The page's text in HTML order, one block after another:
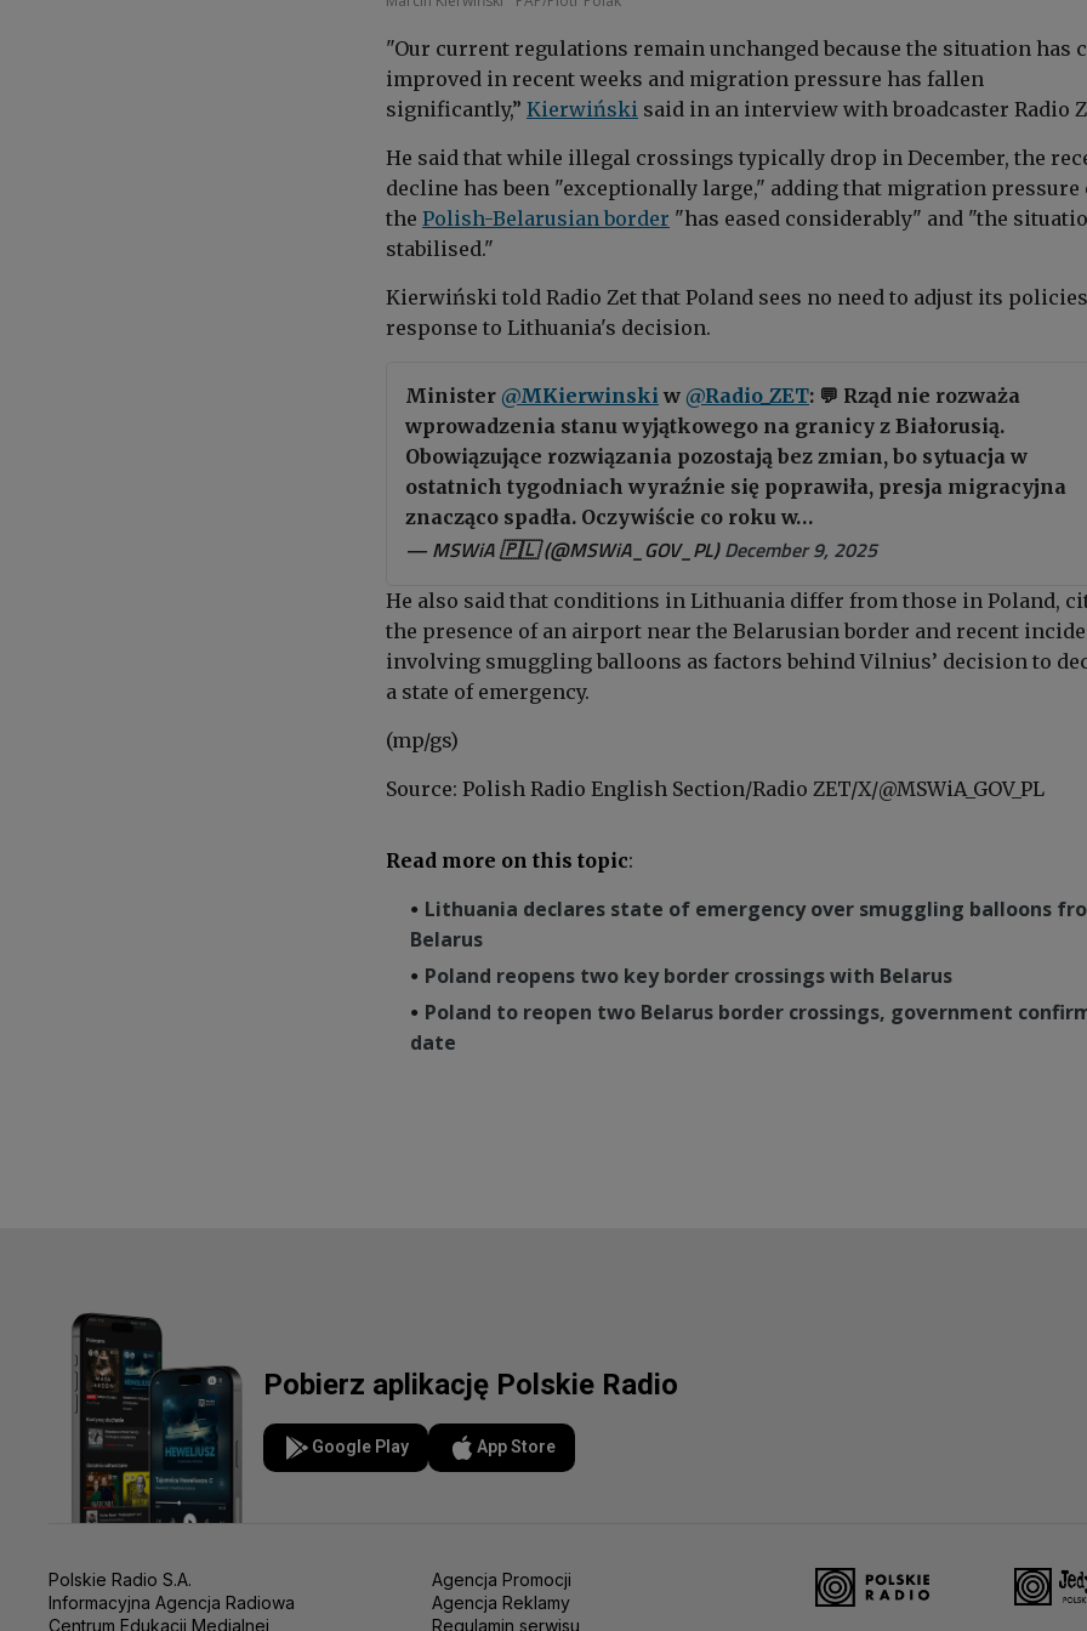
"Our current regulations remain unchanged because the situation has
improved in recent weeks and migration pressure has fallen
significantly,” Kierwiński said in an interview with broadcaster Radio
He said that while illegal crossings typically drop in December, the
decline has been "exceptionally large," adding that migration pressure
the Polish-Belarusian border "has eased considerably" and "the
stabilised."
Kierwiński told Radio Zet that Poland sees no need to adjust its
response to Lithuania's decision.
Minister @MKierwinski w @Radio_ZET: 💬 Rząd nie rozważa
wprowadzenia stanu wyjątkowego na granicy z Białorusią.
Obowiązujące rozwiązania pozostają bez zmian, bo sytuacja w
ostatnich tygodniach wyraźnie się poprawiła, presja migracyjna
znacząco spadła. Oczywiście co roku w…
— MSWiA 🇵🇱 (@MSWiA_GOV_PL) December 9, 2025
He also said that conditions in Lithuania differ from those in Poland,
the presence of an airport near the Belarusian border and recent
involving smuggling balloons as factors behind Vilnius’ decision to
a state of emergency.
(mp/gs)
Source: Polish Radio English Section/Radio ZET/X/@MSWiA_GOV_PL
Read more on this topic:
Lithuania declares state of emergency over smuggling balloons
Belarus
Poland reopens two key border crossings with Belarus
Poland to reopen two Belarus border crossings, government
date
Pobierz aplikację Polskie Radio
Google Play App Store
Polskie Radio S.A.
Informacyjna Agencja Radiowa
Centrum Edukacji Medialnej
Agencja Promocji
Agencja Reklamy
Regulamin serwisu